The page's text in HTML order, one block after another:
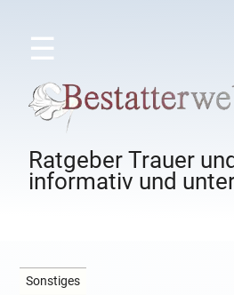
☰
Ratgeber Trauer
informativ und
Sonstiges